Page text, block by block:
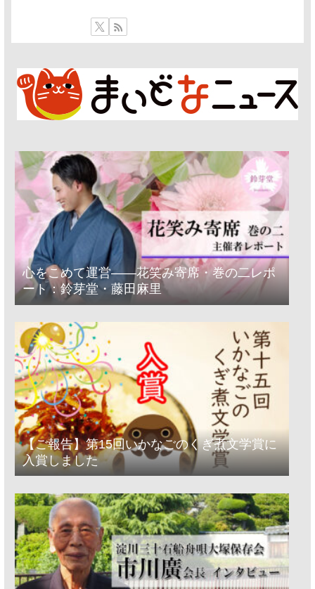
心をこめて運営――花笑み寄席・巻の二レポ
ート：鈴芽堂・藤田麻里
【ご報告】第15回いかなごのくぎ煮文学賞に
入賞しました